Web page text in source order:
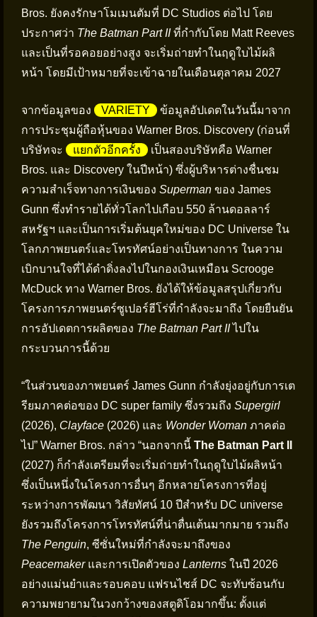
Bros. ยังคงรักษาโมเมนตัมที่ DC Studios ต่อไป โดย
ประกาศว่า The Batman Part IIที่กำกับโดย Matt Reeves
และเป็นที่รอคอยอย่างสูง จะเริ่มถ่ายทำในฤดูใบไม้ผลิ
หน้า โดยมีเป้าหมายที่จะเข้าฉายในเดือนตุลาคม 2027
จากข้อมูลของ VARIETY
ข้อมูลอัปเดตในวันนี้มาจาก
การประชุมผู้ถือหุ้นของ Warner Bros. Discovery (ก่อนที่
บริษัทจะ
แยกตัวอีกครั้ง
เป็นสองบริษัทคือ Warner
Bros. และ Discovery ในปีหน้า) ซึ่งผู้บริหารต่างชื่นชม
ความสำเร็จทางการเงินของ Superman ของ James
Gunn ซึ่งทำรายได้ทั่วโลกไปเกือบ 550 ล้านดอลลาร์
สหรัฐฯ และเป็นการเริ่มต้นยุคใหม่ของ DC Universe ใน
โลกภาพยนตร์และโทรทัศน์อย่างเป็นทางการ ในความ
เบิกบานใจที่ได้ดำดิ่งลงไปในกองเงินเหมือน Scrooge
McDuck ทาง Warner Bros. ยังได้ให้ข้อมูลสรุปเกี่ยวกับ
โครงการภาพยนตร์ซูเปอร์ฮีโร่ที่กำลังจะมาถึง โดยยืนยัน
การอัปเดตการผลิตของ The Batman Part IIไปใน
กระบวนการนี้ด้วย
“ในส่วนของภาพยนตร์ James Gunn กำลังยุ่งอยู่กับการเต
รียมภาคต่อของ DC super family ซึ่งรวมถึง Supergirl
(2026), Clayface (2026) และ Wonder Woman ภาคต่อ
ไป” Warner Bros. กล่าว “นอกจากนี้ The Batman Part II
(2027) ก็กำลังเตรียมที่จะเริ่มถ่ายทำในฤดูใบไม้ผลิหน้า
ซึ่งเป็นหนึ่งในโครงการอื่นๆ อีกหลายโครงการที่อยู่
ระหว่างการพัฒนา วิสัยทัศน์ 10 ปีสำหรับ DC universe
ยังรวมถึงโครงการโทรทัศน์ที่น่าตื่นเต้นมากมาย รวมถึง
The Penguin, ซีซั่นใหม่ที่กำลังจะมาถึงของ
Peacemakerและการเปิดตัวของ Lanterns ในปี 2026
อย่างแม่นยำและรอบคอบ แฟรนไชส์ DC จะทับซ้อนกับ
ความพยายามในวงกว้างของสตูดิโอมากขึ้น: ตั้งแต่